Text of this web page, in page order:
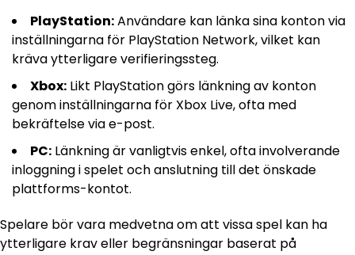
PlayStation:Användare kan länka sina konton via
inställningarna för PlayStation Network, vilket kan
kräva ytterligare verifieringssteg.
Xbox: Likt PlayStation görs länkning av konton
genom inställningarna för Xbox Live, ofta med
bekräftelse via e-post.
PC: Länkning är vanligtvis enkel, ofta involverande
inloggning i spelet och anslutning till det önskade
plattforms-kontot.
Spelare bör vara medvetna om att vissa spel kan ha
ytterligare krav eller begränsningar baserat på